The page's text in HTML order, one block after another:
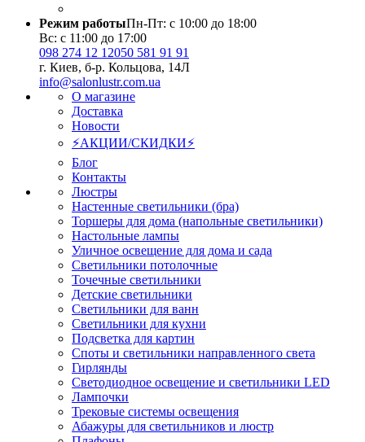
Режим работыПн-Пт: с 10:00 до 18:00
Вс: с 11:00 до 17:00
098 274 12 12050 581 91 91
г. Киев, б-р. Кольцова, 14Л
info@salonlustr.com.ua
О магазине
Доставка
Новости
⚡АКЦИИ/СКИДКИ⚡
Блог
Контакты
Люстры
Настенные светильники (бра)
Торшеры для дома (напольные светильники)
Настольные лампы
Уличное освещение для дома и сада
Светильники потолочные
Точечные светильники
Детские светильники
Светильники для ванн
Светильники для кухни
Подсветка для картин
Споты и светильники направленного света
Гирлянды
Светодиодное освещение и светильники LED
Лампочки
Трековые системы освещения
Абажуры для светильников и люстр